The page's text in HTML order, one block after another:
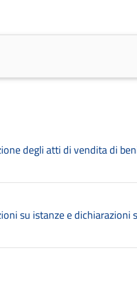
degli atti di vendita di
su istanze e